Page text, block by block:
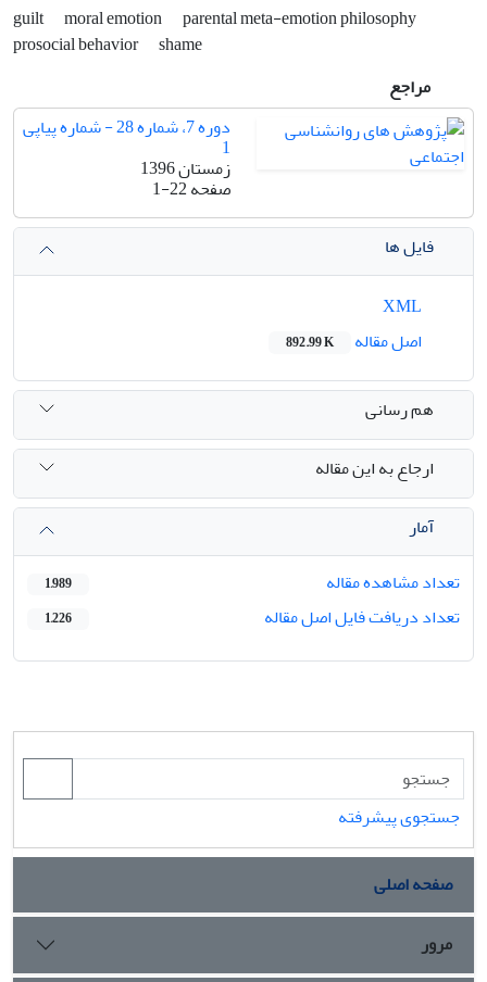
guilt moral emotion
parental meta-emotion philosophy
prosocial behavior shame
مراجع
دوره 7، شماره 28 - شماره پیاپی
1
زمستان 1396
صفحه1-22
فایل ها
اصل مقاله
892.99 K
هم رسانی
ارجاع به این مقاله
آمار
تعداد مشاهده مقاله
1,989
تعداد دریافت فایل اصل مقاله 1,226
جستجوی پیشرفته
صفحه اصلی
مرور